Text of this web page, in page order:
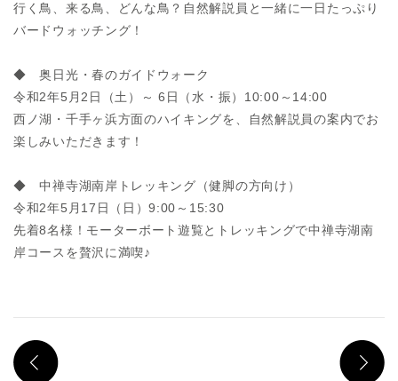
行く鳥、来る鳥、どんな鳥？自然解説員と一緒に一日たっぷり
バードウォッチング！
◆ 奥日光・春のガイドウォーク
令和2年5月2日（土）～ 6日（水・振）10:00～14:00
西ノ湖・千手ヶ浜方面のハイキングを、自然解説員の案内でお
楽しみいただきます！
◆ 中禅寺湖南岸トレッキング（健脚の方向け）
令和2年5月17日（日）9:00～15:30
先着8名様！モーターボート遊覧とトレッキングで中禅寺湖南
岸コースを贅沢に満喫♪